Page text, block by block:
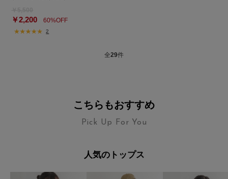
￥2,200 60%OFF
2
全29件
こちらもおすすめ
Pick Up For You
人気のトップス